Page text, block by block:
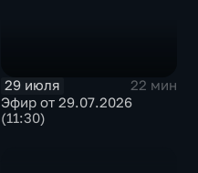
29 июля
22 мин
Эфир от 29.07.2026
(11:30)